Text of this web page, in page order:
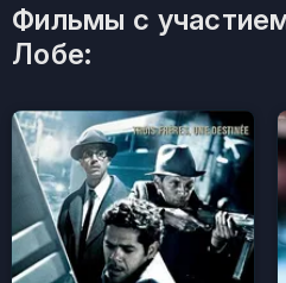
Фильмы с
Лобе: